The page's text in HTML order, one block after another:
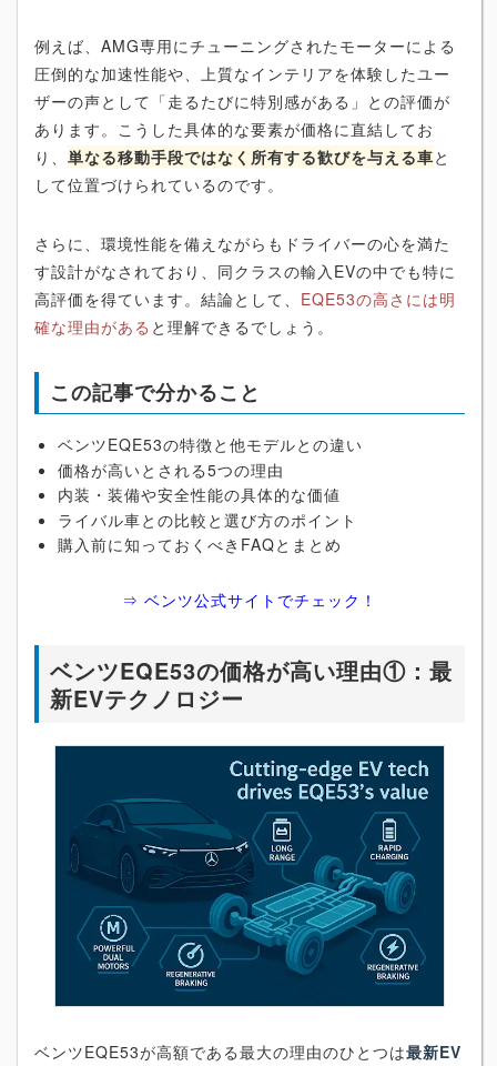
例えば、AMG専用にチューニングされたモーターによる
圧倒的な加速性能や、上質なインテリアを体験したユー
ザーの声として「走るたびに特別感がある」との評価が
あります。こうした具体的な要素が価格に直結してお
り、 単なる移動手段ではなく所有する歓びを与える車と
して位置づけられているのです。
さらに、環境性能を備えながらもドライバーの心を満た
す設計がなされており、同クラスの輸入EVの中でも特に
高評価を得ています。結論として、 EQE53の高さには明
確な理由がある と理解できるでしょう。
この記事で分かること
ベンツEQE53の特徴と他モデルとの違い
価格が高いとされる5つの理由
内装・装備や安全性能の具体的な価値
ライバル車との比較と選び方のポイント
購入前に知っておくべきFAQとまとめ
⇒ ベンツ公式サイトでチェック！
ベンツEQE53の価格が高い理由①：最
新EVテクノロジー
ベンツEQE53が高額である最大の理由のひとつは最新EV